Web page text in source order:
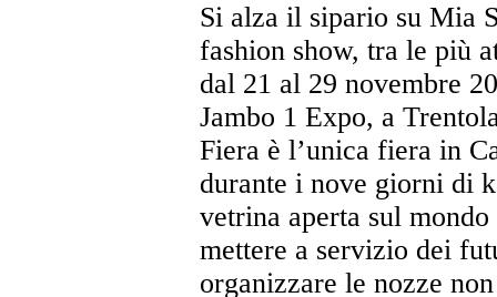
Si alza il sipario su Mia
fashion show, tra le più
dal 21 al 29 novembre
Jambo 1 Expo, a
Fiera è l’unica fiera in
durante i nove giorni di
vetrina aperta sul
mettere a servizio dei
organizzare le nozze